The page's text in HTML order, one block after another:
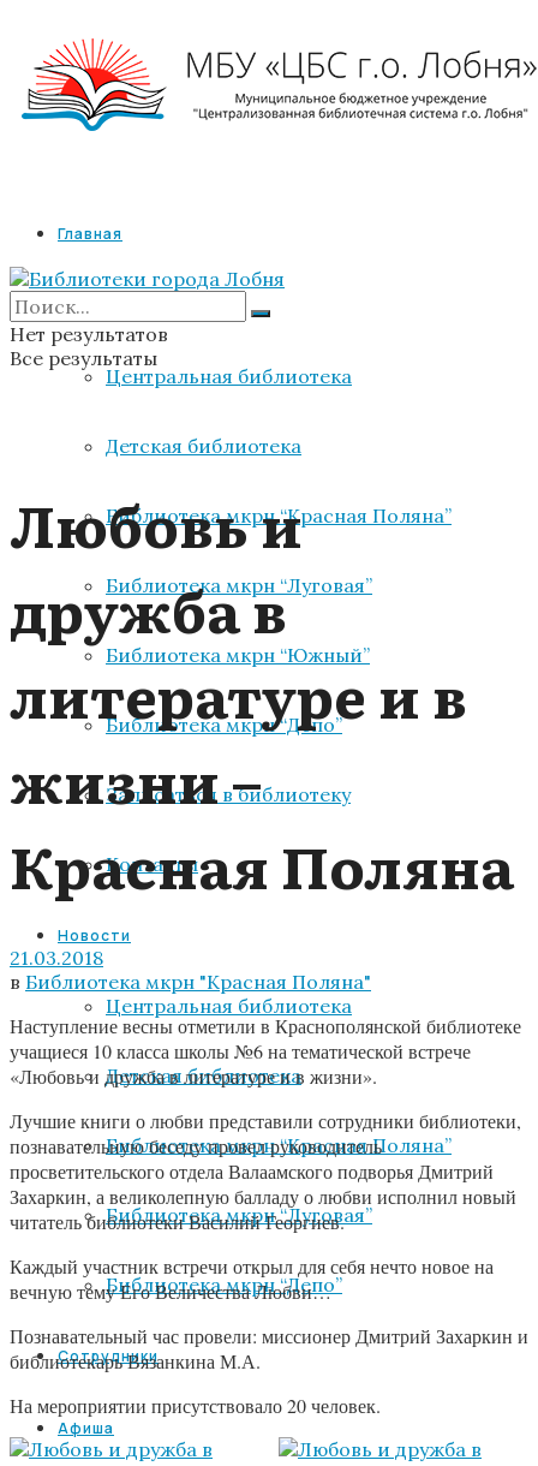
Главная
Библиотеки
Центральная библиотека
Детская библиотека
Библиотека мкрн “Красная Поляна”
Библиотека мкрн “Луговая”
Библиотека мкрн “Южный”
Библиотека мкрн “Депо”
Записаться в библиотеку
Контакты
Новости
Центральная библиотека
Детская библиотека
Библиотека мкрн “Красная Поляна”
Библиотека мкрн “Луговая”
Библиотека мкрн “Депо”
Сотрудники
Афиша
Нет результатов
Все результаты
Любовь и
дружба в
литературе и в
жизни –
Красная Поляна
21.03.2018
в Библиотека мкрн "Красная Поляна"
Наступление весны отметили в Краснополянской библиотеке
учащиеся 10 класса школы №6 на тематической встрече
«Любовь и дружба в литературе и в жизни».
Лучшие книги о любви представили сотрудники библиотеки,
познавательную беседу провел руководитель
просветительского отдела Валаамского подворья Дмитрий
Захаркин, а великолепную балладу о любви исполнил новый
читатель библиотеки Василий Георгиев.
Каждый участник встречи открыл для себя нечто новое на
вечную тему Его Величества Любви…
Познавательный час провели: миссионер Дмитрий Захаркин и
библиотекарь Вязанкина М.А.
На мероприятии присутствовало 20 человек.